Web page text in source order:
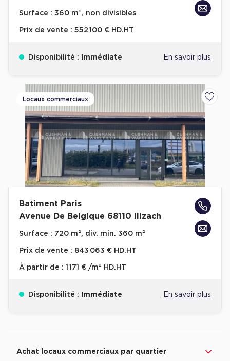
Achat de Bureaux à Rennes
Collections de Bureaux
Immeuble de bureaux avec services
Location bureaux Bellecour - Cordeliers (Lyon)
Haussmanniens
Location d'Entrepôts / Activités
Location d'Entrepôts / Activités à Aix-en-Provence
Achat d'Entrepôts / Activités
Achat d'Entrepôts / Activités à Aubagne
Surface : 360 m², non divisibles
Prix de vente : 552 100 € HD.HT
Disponibilité : Immédiate En savoir plus
Locaux commerciaux
Batiment Paris
Avenue De Belgique 68110 Illzach
Surface : 720 m², div. min. 360 m²
Prix de vente : 843 063 € HD.HT
À partir de : 1 171 € /m² HD.HT
Disponibilité : Immédiate En savoir plus
Achat locaux commerciaux par quartier